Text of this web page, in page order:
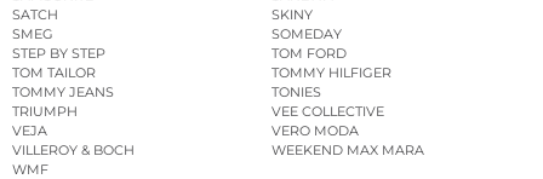
SATCH
SKINY
SMEG
SOMEDAY
STEP BY STEP
TOM FORD
TOM TAILOR
TOMMY HILFIGER
TOMMY JEANS
TONIES
TRIUMPH
VEE COLLECTIVE
VEJA
VERO MODA
VILLEROY & BOCH
WEEKEND MAX MARA
WMF